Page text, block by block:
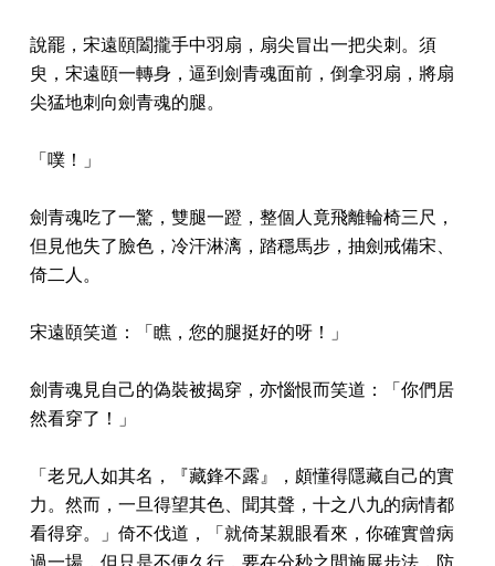
說罷，宋遠頤闔攏手中羽扇，扇尖冒出一把尖刺。須
臾，宋遠頤一轉身，逼到劍青魂面前，倒拿羽扇，將扇
尖猛地刺向劍青魂的腿。
「噗！」
劍青魂吃了一驚，雙腿一蹬，整個人竟飛離輪椅三尺，
但見他失了臉色，冷汗淋漓，踏穩馬步，抽劍戒備宋、
倚二人。
宋遠頤笑道：「瞧，您的腿挺好的呀！」
劍青魂見自己的偽裝被揭穿，亦惱恨而笑道：「你們居
然看穿了！」
「老兄人如其名，『藏鋒不露』，頗懂得隱藏自己的實
力。然而，一旦得望其色、聞其聲，十之八九的病情都
看得穿。」倚不伐道，「就倚某親眼看來，你確實曾病